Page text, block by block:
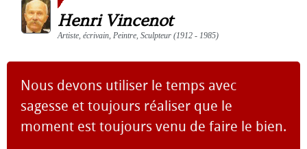
Henri Vincenot
Artiste, écrivain, Peintre, Sculpteur (1912 - 1985)
Nous devons utiliser le temps avec
sagesse et toujours réaliser que le
moment est toujours venu de faire le bien.